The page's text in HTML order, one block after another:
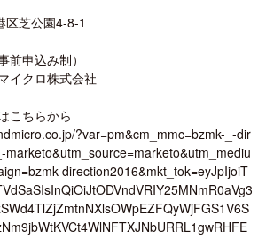
園4-8-1
申込み制）
クロ株式会社
ちらから
?var=pm&cm_mmc=bzmk-_-dir
direction2016&mkt_tok=eyJpIjoiT